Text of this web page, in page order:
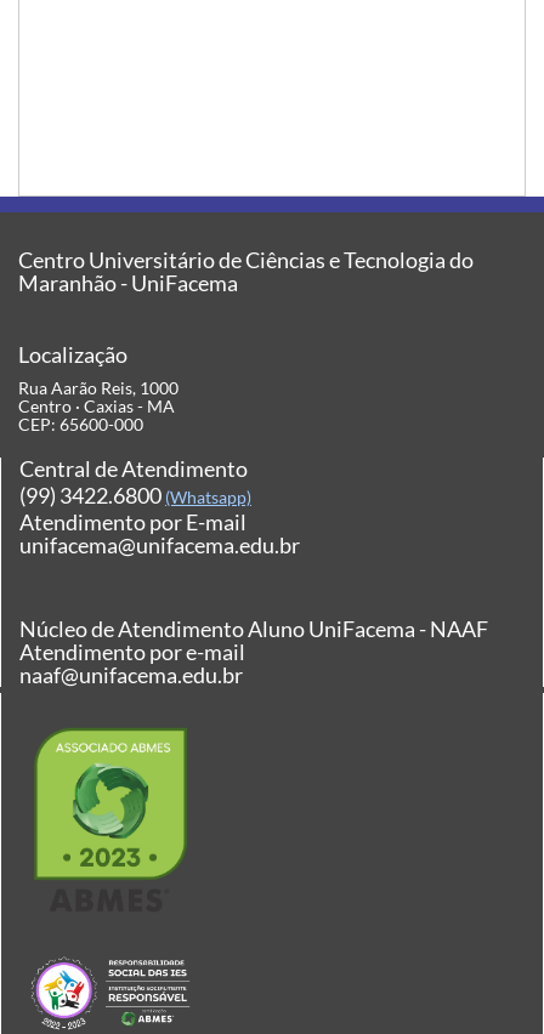
Centro Universitário de Ciências e Tecnologia do
Maranhão - UniFacema
Localização
Rua Aarão Reis, 1000
Centro · Caxias - MA
CEP: 65600-000
Central de Atendimento
(99) 3422.6800 (Whatsapp)
Atendimento por E-mail
unifacema@unifacema.edu.br
Núcleo de Atendimento Aluno UniFacema - NAAF
Atendimento por e-mail
naaf@unifacema.edu.br